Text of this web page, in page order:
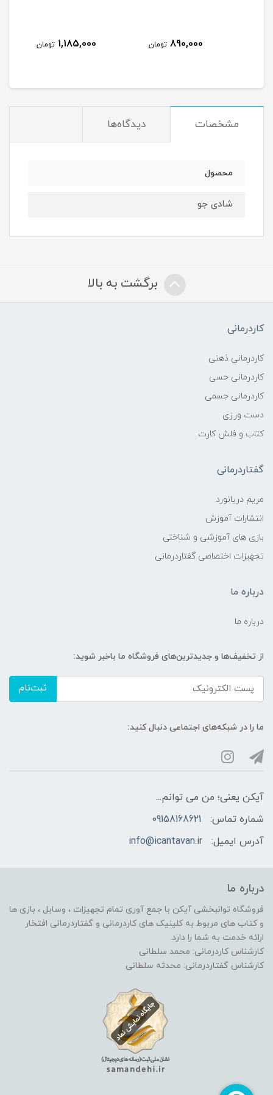
890,000 تومان 1,185,000 تومان
مشخصات دیدگاه‌ها
محصول
شادی جو
برگشت به بالا
کاردرمانی
کاردرمانی ذهنی
کاردرمانی حسی
کاردرمانی جسمی
دست ورزی
کتاب و فلش کارت
گفتاردرمانی
مریم دریانورد
انتشارات آموزش
بازی های آموزشی و شناختی
تجهیزات اختصاصی گفتاردرمانی
درباره ما
درباره ما
از تخفیف‌ها و جدیدترین‌های فروشگاه ما باخبر شوید:
ثبت‌نام
ما را در شبکه‌های اجتماعی دنبال کنید:
آیکن یعنی؛ من می توانم...
شماره تماس:
09158168621
آدرس ایمیل:
info@icantavan.ir
درباره ما
فروشگاه توانبخشی آیکن با جمع آوری تمام تجهیزات ، وسایل ، بازی ها
و کتاب های مربوط به کلینیک های کاردرمانی و گفتاردرمانی افتخار
ارائه خدمت به شما را دارد.
کارشناس کاردرمانی: محمد سلطانی
کارشناس گفتاردرمانی: محدثه سلطانی